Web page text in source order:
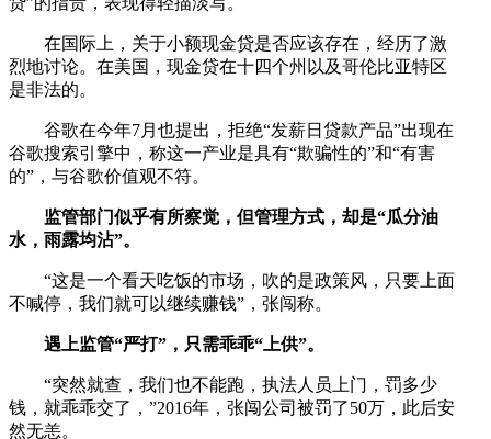
在国际上，关于小额现金贷是否应该存在，经历了激
烈地讨论。在美国，现金贷在十四个州以及哥伦比亚特区
是非法的。
谷歌在今年7月也提出，拒绝“发薪日贷款产品”出现在
谷歌搜索引擎中，称这一产业是具有“欺骗性的”和“有害
的”，与谷歌价值观不符。
监管部门似乎有所察觉，但管理方式，却是“瓜分油
水，雨露均沾”。
“这是一个看天吃饭的市场，吹的是政策风，只要上面
不喊停，我们就可以继续赚钱”，张闯称。
遇上监管“严打”，只需乖乖“上供”。
“突然就查，我们也不能跑，执法人员上门，罚多少
钱，就乖乖交了，”2016年，张闯公司被罚了50万，此后安
然无恙。